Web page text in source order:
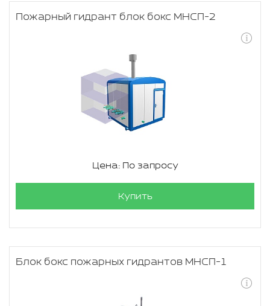
Пожарный гидрант блок бокс МНСП-2
Цена: По запросу
Купить
Блок бокс пожарных гидрантов МНСП-1